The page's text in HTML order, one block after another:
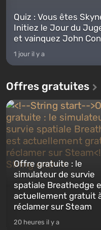
Quiz : Vous êtes
Initiez le Jour du
et vainquez John
1 jour il y a
Offres gratuites
Offre gratuite : le
simulateur de survie
spatiale Breathedge
actuellement gratuit
réclamer sur Steam
20 heures il y a